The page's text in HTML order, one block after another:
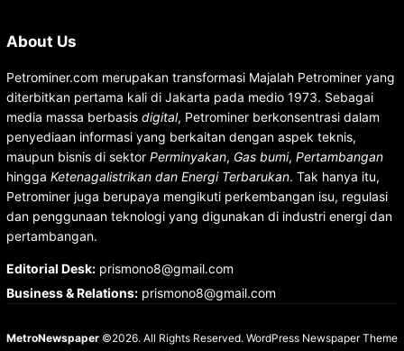
About Us
Petrominer.com merupakan transformasi Majalah Petrominer yang
diterbitkan pertama kali di Jakarta pada medio 1973. Sebagai
media massa berbasis digital, Petrominer berkonsentrasi dalam
penyediaan informasi yang berkaitan dengan aspek teknis,
maupun bisnis di sektor Perminyakan, Gas bumi, Pertambangan
hingga Ketenagalistrikan dan Energi Terbarukan. Tak hanya itu,
Petrominer juga berupaya mengikuti perkembangan isu, regulasi
dan penggunaan teknologi yang digunakan di industri energi dan
pertambangan.
Editorial Desk:prismono8@gmail.com
Business & Relations:prismono8@gmail.com
MetroNewspaper©2026. All Rights Reserved. WordPress Newspaper Theme